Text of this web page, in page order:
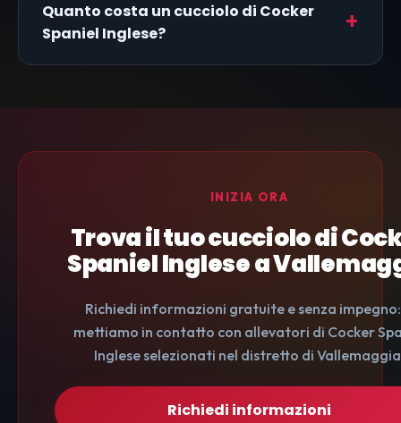
Quanto costa un cucciolo di Cocker
Spaniel Inglese?
INIZIA ORA
Trova il tuo cucciolo di
Spaniel Inglese a
Richiedi informazioni gratuite e senza
mettiamo in contatto con allevatori di Cocker
Inglese selezionati nel distretto di
Richiedi informazioni